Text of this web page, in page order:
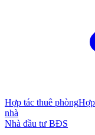
Hợp tác thuê phòng
nhà
Nhà đầu tư BĐS